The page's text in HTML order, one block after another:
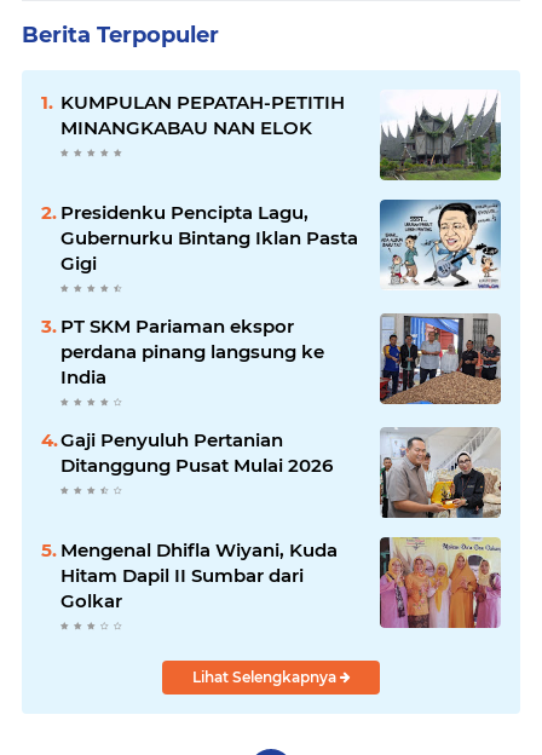
Berita Terpopuler
KUMPULAN PEPATAH-PETITIH
MINANGKABAU NAN ELOK
Presidenku Pencipta Lagu,
Gubernurku Bintang Iklan Pasta
Gigi
PT SKM Pariaman ekspor
perdana pinang langsung ke
India
Gaji Penyuluh Pertanian
Ditanggung Pusat Mulai 2026
Mengenal Dhifla Wiyani, Kuda
Hitam Dapil II Sumbar dari
Golkar
Lihat Selengkapnya